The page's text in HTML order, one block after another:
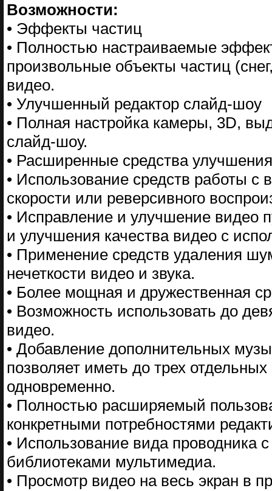
Возможности:
• Эффекты частиц
• Полностью настраиваемые
произвольные объекты частиц
видео.
• Улучшенный редактор слайд-шоу
• Полная настройка камеры, 3D,
слайд-шоу.
• Расширенные средства
• Использование средств работы
скорости или реверсивного
• Исправление и улучшение видео
и улучшения качества видео с
• Применение средств удаления
нечеткости видео и звука.
• Более мощная и дружественная
• Возможность использовать до
видео.
• Добавление дополнительных
позволяет иметь до трех
одновременно.
• Полностью расширяемый
конкретными потребностями
• Использование вида
библиотеками мультимедиа.
• Просмотр видео на весь экран в